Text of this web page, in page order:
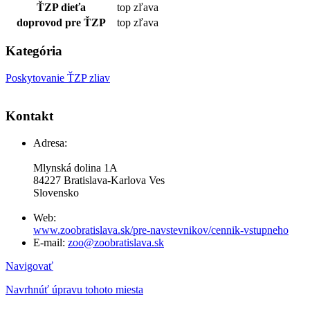
ŤZP dieťa
top zľava
doprovod pre ŤZP
top zľava
Kategória
Poskytovanie ŤZP zliav
Kontakt
Adresa:
Mlynská dolina 1A
84227 Bratislava-Karlova Ves
Slovensko
Web:
www.zoobratislava.sk/pre-navstevnikov/cennik-vstupneho
E-mail: zoo@zoobratislava.sk
Navigovať
Navrhnúť úpravu tohoto miesta